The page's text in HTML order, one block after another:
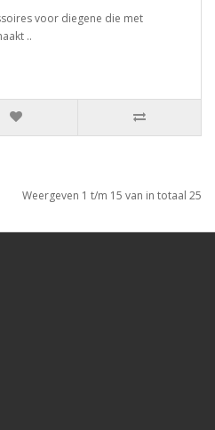
voor diegene die met
..
Weergeven 1 t/m 15 van in totaal 25